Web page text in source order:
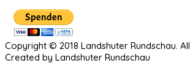
Copyright © 2018 Landshuter Rundschau.
Created by Landshuter Rundschau